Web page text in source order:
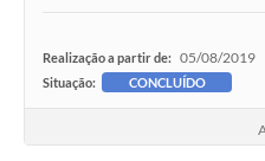
Realização a partir de: 05/08/2019
Situação: CONCLUÍDO